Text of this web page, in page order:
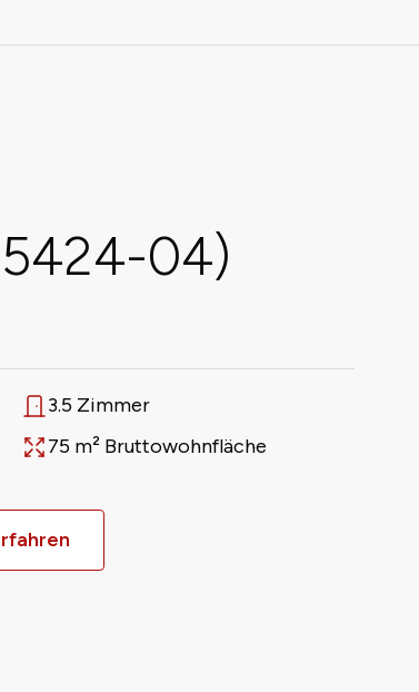
04)
Anzahl Zimmer
3.5 Zimmer
Fläche
75 m² Bruttowohnfläche